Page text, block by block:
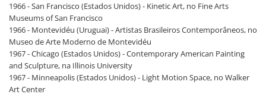
1966 - San Francisco (Estados Unidos) - Kinetic Art, no Fine Arts
Museums of San Francisco
1966 - Montevidéu (Uruguai) - Artistas Brasileiros Contemporâneos, no
Museo de Arte Moderno de Montevidéu
1967 - Chicago (Estados Unidos) - Contemporary American Painting
and Sculpture, na Illinois University
1967 - Minneapolis (Estados Unidos) - Light Motion Space, no Walker
Art Center